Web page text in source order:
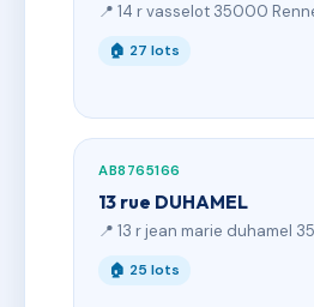
📍 14 r vasselot 35000
🏠 27 lots
AB8765166
13 rue DUHAMEL
📍 13 r jean marie duhamel
🏠 25 lots